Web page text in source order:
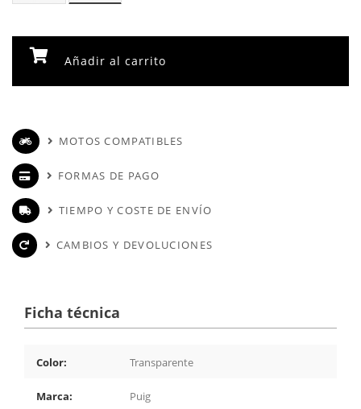
Añadir al carrito
MOTOS COMPATIBLES
FORMAS DE PAGO
TIEMPO Y COSTE DE ENVÍO
CAMBIOS Y DEVOLUCIONES
Ficha técnica
Color: Transparente
Marca: Puig